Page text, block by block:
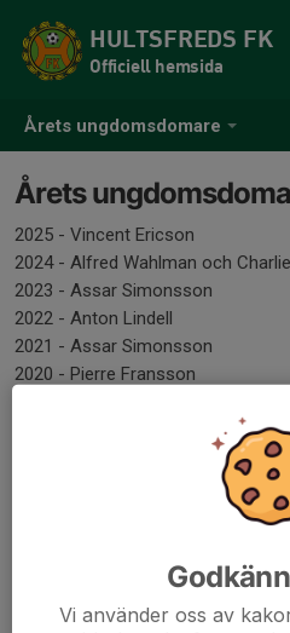
Årets ungdomsdomare
HULTSFREDS FK
Officiell hemsida
Årets
2025 - Vincent Ericson
2024 - Alfred Wahlman och
2023 - Assar Simonsson
2022 - Anton Lindell
2021 - Assar Simonsson
2020 - Pierre Fransson
Vi använder oss av